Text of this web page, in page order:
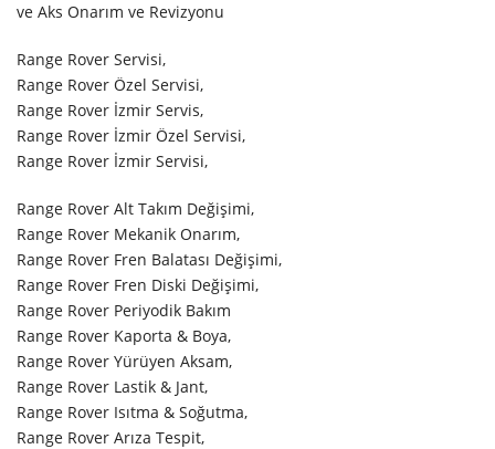
ve Aks Onarım ve Revizyonu
Range Rover Servisi,
Range Rover Özel Servisi,
Range Rover İzmir Servis,
Range Rover İzmir Özel Servisi,
Range Rover İzmir Servisi,
Range Rover Alt Takım Değişimi,
Range Rover Mekanik Onarım,
Range Rover Fren Balatası Değişimi,
Range Rover Fren Diski Değişimi,
Range Rover Periyodik Bakım
Range Rover Kaporta & Boya,
Range Rover Yürüyen Aksam,
Range Rover Lastik & Jant,
Range Rover Isıtma & Soğutma,
Range Rover Arıza Tespit,